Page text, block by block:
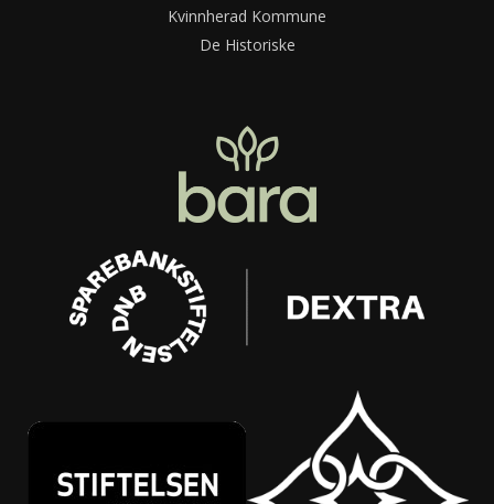
Kvinnherad Kommune
De Historiske